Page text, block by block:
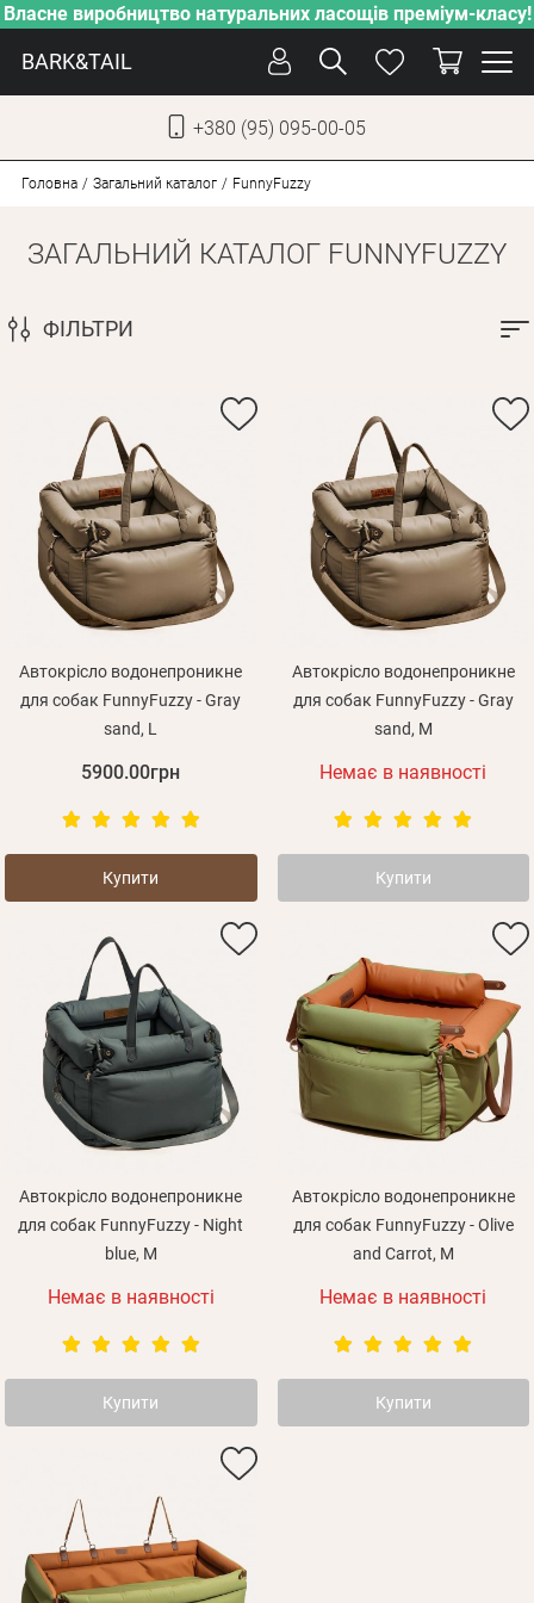
Власне виробництво натуральних ласощів преміум-класу!
BARK&TAIL
+380 (95) 095-00-05
СОБАКИ
НОВИНКИ
Оплата і доставка
Програма лояльності
Оптовим клієнтам
Контакти
+380 (95) 095-00-05
Головна Загальний каталог FunnyFuzzy
ЗАГАЛЬНИЙ КАТАЛОГ FUNNYFUZZY
ФІЛЬТРИ
Автокрісло водонепроникне
для собак FunnyFuzzy - Gray
sand, L
5900.00грн
Купити
Автокрісло водонепроникне
для собак FunnyFuzzy - Gray
sand, M
Немає в наявності
Купити
Автокрісло водонепроникне
для собак FunnyFuzzy - Night
blue, M
Немає в наявності
Купити
Автокрісло водонепроникне
для собак FunnyFuzzy - Olive
and Carrot, M
Немає в наявності
Купити
Особисті дані